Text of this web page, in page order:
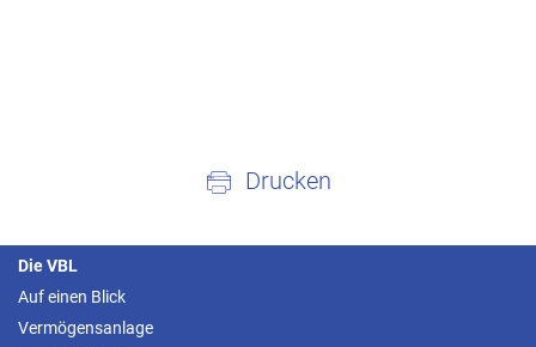
Drucken
Die VBL
Auf einen Blick
Vermögensanlage